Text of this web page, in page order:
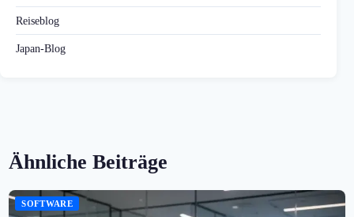
Reiseblog
Japan-Blog
Ähnliche Beiträge
SOFTWARE